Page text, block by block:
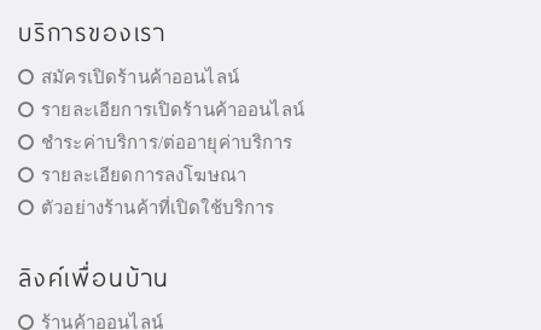
บริการของเรา
สมัครเปิดร้านค้าออนไลน์
รายละเอียการเปิดร้านค้าออนไลน์
ชำระค่าบริการ/ต่ออายุค่าบริการ
รายละเอียดการลงโฆษณา
ตัวอย่างร้านค้าที่เปิดใช้บริการ
ลิงค์เพื่อนบ้าน
ร้านค้าออนไลน์